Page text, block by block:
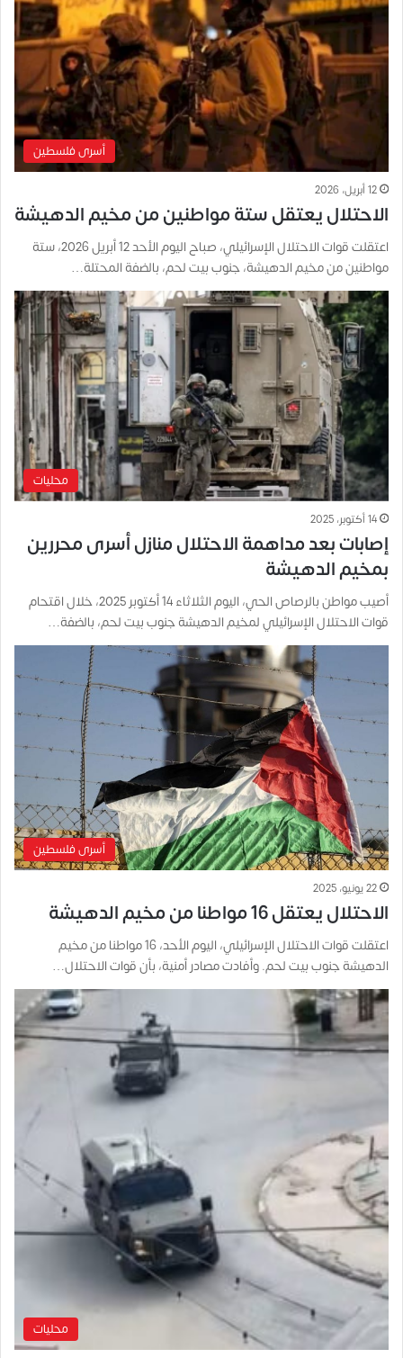
أسرى فلسطين
12 أبريل، 2026
الاحتلال يعتقل ستة مواطنين من مخيم الدهيشة
اعتقلت قوات الاحتلال الإسرائيلي، صباح اليوم الأحد 12 أبريل 2026، ستة
مواطنين من مخيم الدهيشة، جنوب بيت لحم، بالضفة المحتلة…
محليات
14 أكتوبر، 2025
إصابات بعد مداهمة الاحتلال منازل أسرى محررين
بمخيم الدهيشة
أصيب مواطن بالرصاص الحي، اليوم الثلاثاء 14 أكتوبر 2025، خلال اقتحام
قوات الاحتلال الإسرائيلي لمخيم الدهيشة جنوب بيت لحم، بالضفة…
أسرى فلسطين
22 يونيو، 2025
الاحتلال يعتقل 16 مواطنا من مخيم الدهيشة
اعتقلت قوات الاحتلال الإسرائيلي، اليوم الأحد، 16 مواطنا من مخيم
الدهيشة جنوب بيت لحم. وأفادت مصادر أمنية، بأن قوات الاحتلال…
محليات